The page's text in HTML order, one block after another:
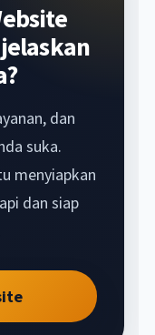
dan
suka.
menyiapkan
dan siap